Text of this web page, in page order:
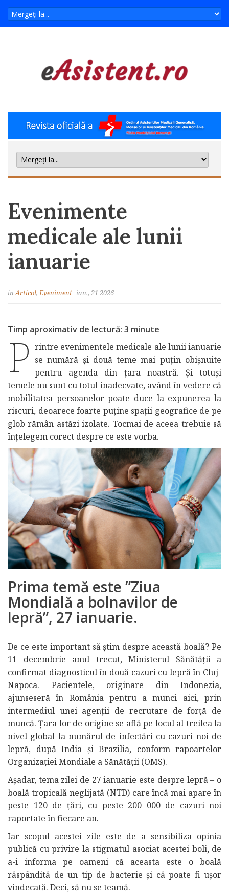
Evenimente
medicale ale lunii
ianuarie
inArticol, Eveniment ian., 21 2026
Timp aproximativ de lectură: 3 minute
P rintre evenimentele medicale ale lunii ianuarie
se numără și două teme mai puțin obișnuite
pentru agenda din țara noastră. Și totuși
temele nu sunt cu totul inadecvate, având în vedere că
mobilitatea persoanelor poate duce la expunerea la
riscuri, deoarece foarte puține spații geografice de pe
glob rămân astăzi izolate. Tocmai de aceea trebuie să
înțelegem corect despre ce este vorba.
Prima temă este ”Ziua
Mondială a bolnavilor de
lepră”, 27 ianuarie.
De ce este important să știm despre această boală? Pe
11 decembrie anul trecut, Ministerul Sănătății a
confirmat diagnosticul în două cazuri cu lepră în Cluj-
Napoca. Pacientele, originare din Indonezia,
ajunseseră în România pentru a munci aici, prin
intermediul unei agenții de recrutare de forță de
muncă. Țara lor de origine se află pe locul al treilea la
nivel global la numărul de infectări cu cazuri noi de
lepră, după India și Brazilia, conform rapoartelor
Organizației Mondiale a Sănătății (OMS).
Așadar, tema zilei de 27 ianuarie este despre lepră – o
boală tropicală neglijată (NTD) care încă mai apare în
peste 120 de țări, cu peste 200 000 de cazuri noi
raportate în fiecare an.
Iar scopul acestei zile este de a sensibiliza opinia
publică cu privire la stigmatul asociat acestei boli, de
a-i informa pe oameni că aceasta este o boală
răspândită de un tip de bacterie și că poate fi ușor
vindecată. Deci, să nu se teamă.